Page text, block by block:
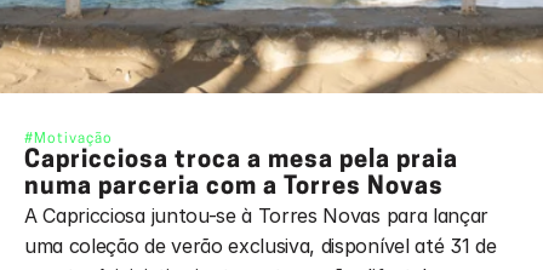
#Motivação
Capricciosa troca a mesa pela praia
numa parceria com a Torres Novas
A Capricciosa juntou-se à Torres Novas para lançar
uma coleção de verão exclusiva, disponível até 31 de